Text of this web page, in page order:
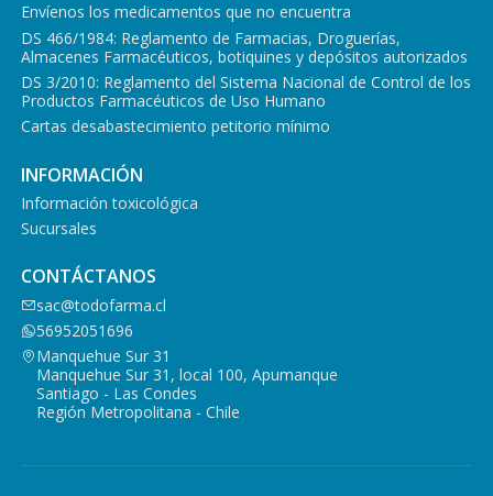
Envíenos los medicamentos que no encuentra
DS 466/1984: Reglamento de Farmacias, Droguerías,
Almacenes Farmacéuticos, botiquines y depósitos autorizados
DS 3/2010: Reglamento del Sistema Nacional de Control de los
Productos Farmacéuticos de Uso Humano
Cartas desabastecimiento petitorio mínimo
INFORMACIÓN
Información toxicológica
Sucursales
CONTÁCTANOS
sac@todofarma.cl
56952051696
Manquehue Sur 31
Manquehue Sur 31, local 100, Apumanque
Santiago - Las Condes
Región Metropolitana - Chile